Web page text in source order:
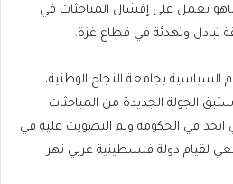
يعمل على إفشال المباحثات في
تبادل وتهدئة في قطاع غزة.
السياسية بجامعة النجاح الوطنية،
الجولة الجديدة من المباحثات
اتخذ في الحكومة وتم التصويت عليه في
لقيام دولة فلسطينية غربي نهر